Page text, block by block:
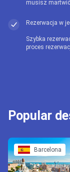
musisz
Rezerwacja w
Szybka
proces
Popular
Barcelona